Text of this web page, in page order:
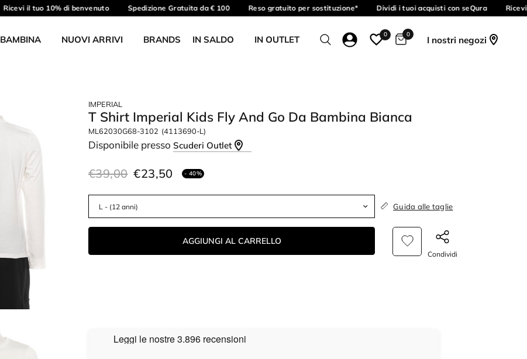
Ricevi il tuo 10% di benvenuto Spedizione Gratuita da € 100 Reso gratuito per sostituzione* Dividi i tuoi acquisti con seQura
BAMBINA NUOVI ARRIVI BRANDS IN SALDO IN OUTLET 0 0
I nostri negozi
IMPERIAL
T Shirt Imperial Kids Fly And Go Da Bambina Bianca
ML62030G68-3102 (4113690-L)
Disponibile pressoScuderi Outlet
€39,00 €23,50 - 40%
Guida alle taglie
AGGIUNGI AL CARRELLO
Condividi